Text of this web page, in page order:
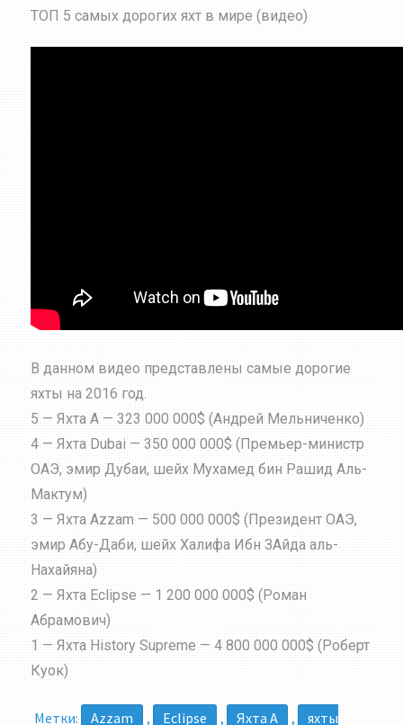
ТОП 5 самых дорогих яхт в мире (видео)
В данном видео представлены самые дорогие
яхты на 2016 год.
5 — Яхта А — 323 000 000$ (Андрей Мельниченко)
4 — Яхта Dubai — 350 000 000$ (Премьер-министр
ОАЭ, эмир Дубаи, шейх Мухамед бин Рашид Аль-
Мактум)
3 — Яхта Azzam — 500 000 000$ (Президент ОАЭ,
эмир Абу-Даби, шейх Халифа Ибн ЗАйда аль-
Нахайяна)
2 — Яхта Eclipse — 1 200 000 000$ (Роман
Абрамович)
1 — Яхта History Supreme — 4 800 000 000$ (Роберт
Куок)
Метки: Azzam , Eclipse , Яхта А ,
яхты